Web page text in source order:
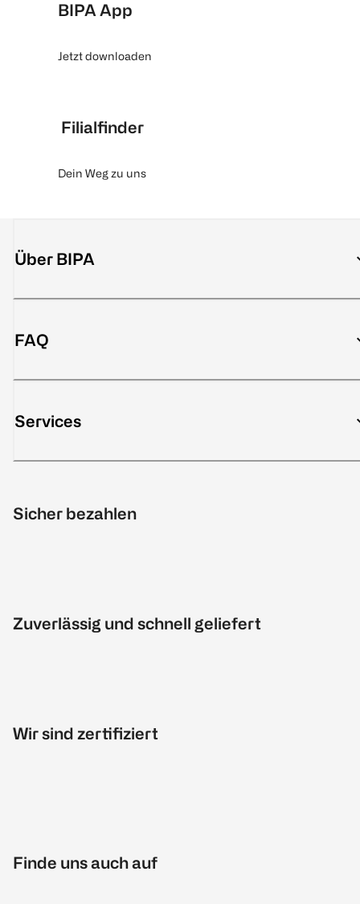
BIPA App
Jetzt downloaden
Filialfinder
Dein Weg zu uns
Über BIPA
FAQ
Services
Sicher bezahlen
Zuverlässig und schnell geliefert
Wir sind zertifiziert
Finde uns auch auf